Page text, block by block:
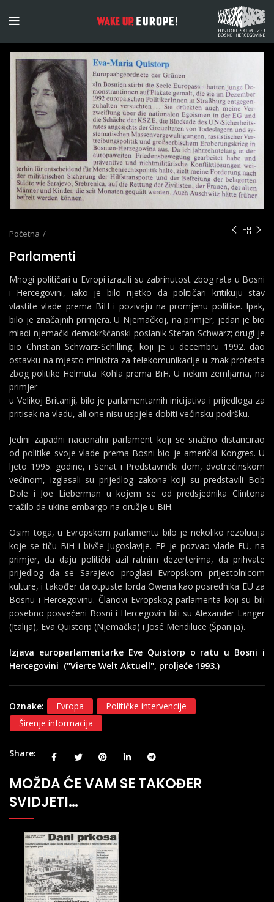
Početna
Parlamenti
Mnogi političari u Evropi izrazili su zabrinutost zbog rata u Bosni
i Hercegovini, iako je bilo rijetko da političari kritikuju stav
vlastite vlade prema BiH i pozivaju na promjenu politike. Ipak,
bilo je značajnih primjera. U Njemačkoj, na primjer, jedan je bio
mladi njemački demokršćanski poslanik Stefan Schwarz; drugi je
bio Christian Schwarz-Schilling, koji je u decembru 1992. dao
ostavku na mjesto ministra za telekomunikacije u znak protesta
zbog politike Helmuta Kohla prema BiH. U nekim zemljama, na
primjer
u Velikoj Britaniji, bilo je parlamentarnih inicijativa i prijedloga za
pritisak na vladu, ali one nisu uspjele dobiti većinsku podršku.
Jedini zapadni nacionalni parlament koji se snažno distancirao
od politike svoje vlade prema Bosni bio je američki Kongres. U
ljeto 1995. godine, i Senat i Predstavnički dom, dvotrećinskom
većinom, izglasali su prijedlog zakona koji su predstavili Bob
Dole i Joe Lieberman u kojem se od predsjednika Clintona
tražilo da ukine embargo na oružje u BiH.
Osim toga, u Evropskom parlamentu bilo je nekoliko rezolucija
koje se tiču ​​BiH i bivše Jugoslavije. EP je pozvao vlade EU, na
primjer, da daju politički azil ratnim dezerterima, da prihvate
prijedlog da se Sarajevo proglasi Evropskom prijestolnicom
kulture, i također da otpuste lorda Owena kao posrednika EU za
Bosnu i Hercegovinu. Članovi Evropskog parlamenta koji su bili
posebno posvećeni Bosni i Hercegovini bili su Alexander Langer
(Italija), Eva Quistorp (Njemačka) i José Mendiluce (Španija).
Izjava europarlamentarke Eve Quistorp o ratu u Bosni i
Hercegovini ("Vierte Welt Aktuell", proljeće 1993.)
Oznake: Evropa
Političke intervencije
Širenje informacija
Share
MOŽDA ĆE VAM SE TAKOĐER
SVIDJETI…